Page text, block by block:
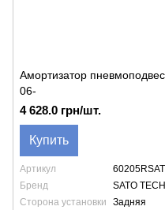
Амортизатор
06-
4 628.0 грн/шт.
Купить
Артикул
60205RSAT
Бренд
SATO TECH
Сторона установки
Задняя